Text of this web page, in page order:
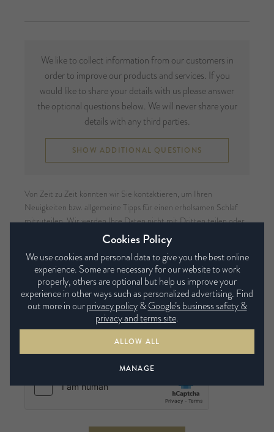
We like to collect information from our customers in
order to improve our products and services. If you
would like to share your details with us please answer
the optional questions below. We will never share your
details with any third parties.
SHOW ADDITIONAL QUESTIONS
Von Zeit zu Zeit könnten wir Sie kontaktieren, um Ihren
Neuigkeiten bzw. allgemeine Tipps für einen erholsamen Schlaf
mitzuteilen. Wir werden Ihre Daten nicht mit Dritten teilen oder
Ich möchte in die Adressenliste aufgenommen werden
Bitte bestaetigen Sie, dass Sie die allgemeinen Bedingungen
hinsichtlich der Pflegeanleitung im Willkommenspaket
gelesen haben.
Ich habe die Allgemeinen Geschäftsbedingungen
gelesen und verstanden
Cookies Policy
We use cookies and personal data to give you the best online
experience. Some are necessary for our website to work
properly, others are optional but help us improve your
experience in other ways such as personalized advertising. Find
out more in ourprivacy policy&Google’s business safety &
privacy and terms site.
ALLOW ALL
MANAGE